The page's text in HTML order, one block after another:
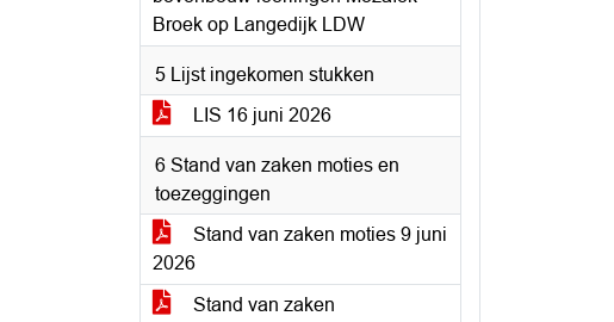
Broek op Langedijk LDW
5 Lijst ingekomen stukken
LIS 16 juni 2026
6 Stand van zaken moties en
toezeggingen
Stand van zaken moties 9 juni
2026
Stand van zaken